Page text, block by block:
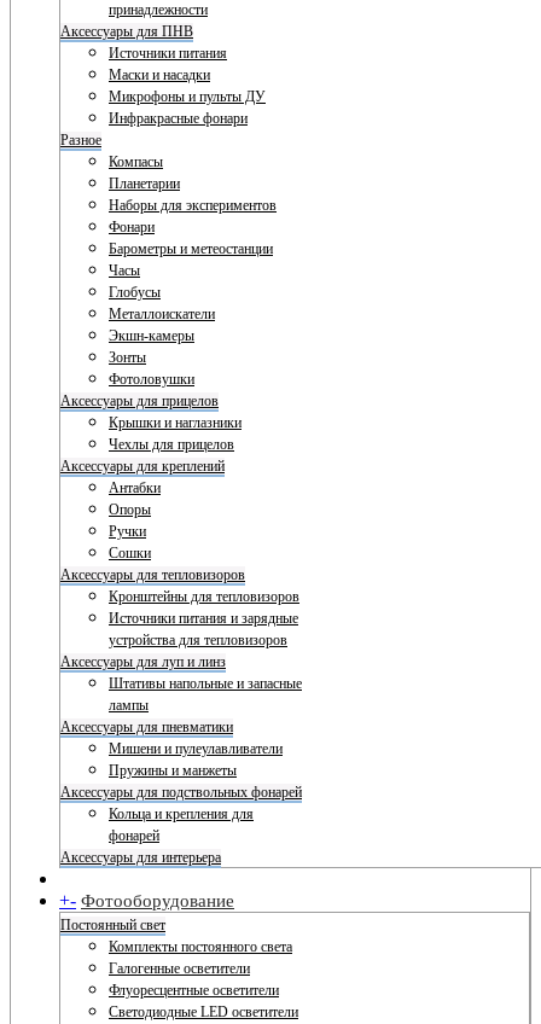
принадлежности
Аксессуары для ПНВ
Источники питания
Маски и насадки
Микрофоны и пульты ДУ
Инфракрасные фонари
Разное
Компасы
Планетарии
Наборы для экспериментов
Фонари
Барометры и метеостанции
Часы
Глобусы
Металлоискатели
Экшн-камеры
Зонты
Фотоловушки
Аксессуары для прицелов
Крышки и наглазники
Чехлы для прицелов
Аксессуары для креплений
Антабки
Опоры
Ручки
Сошки
Аксессуары для тепловизоров
Кронштейны для тепловизоров
Источники питания и зарядные
устройства для тепловизоров
Аксессуары для луп и линз
Штативы напольные и запасные
лампы
Аксессуары для пневматики
Мишени и пулеулавливатели
Пружины и манжеты
Аксессуары для подствольных фонарей
Кольца и крепления для
фонарей
Аксессуары для интерьера
+- Фотооборудование
Постоянный свет
Комплекты постоянного света
Галогенные осветители
Флуоресцентные осветители
Светодиодные LED осветители